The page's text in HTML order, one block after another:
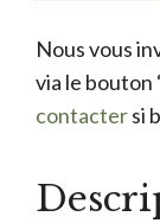
Nous vous
via le bouton
contactersi